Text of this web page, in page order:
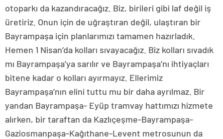
otoparkı da kazandıracağız. Biz, birileri gibi laf değil iş
üretiriz. Onun için de uğraştıran değil, ulaştıran bir
Bayrampaşa için planlarımızı tamamen hazırladık.
Hemen 1 Nisan’da kolları sıvayacağız. Biz kolları sıvadık
mı Bayrampaşa’ya sarılır ve Bayrampaşa’nı ihtiyaçları
bitene kadar o kolları ayırmayız. Ellerimiz
Bayrampaşa’nın elini tuttu mu bir daha ayrılmaz. Bir
yandan Bayrampaşa- Eyüp tramvay hattımızı hizmete
alırken, bir taraftan da Kazlıçeşme-Bayrampaşa-
Gaziosmanpaşa-Kağıthane-Levent metrosunun da